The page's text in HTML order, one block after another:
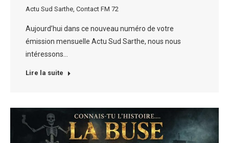
Actu Sud Sarthe Contact FM 72
Aujourd’hui dans ce nouveau numéro de votre
émission mensuelle Actu Sud Sarthe, nous nous
intéressons…
Lire la suite